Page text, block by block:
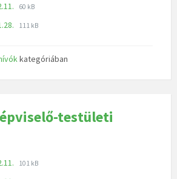
60 kB
111 kB
kategóriában
testületi
101 kB